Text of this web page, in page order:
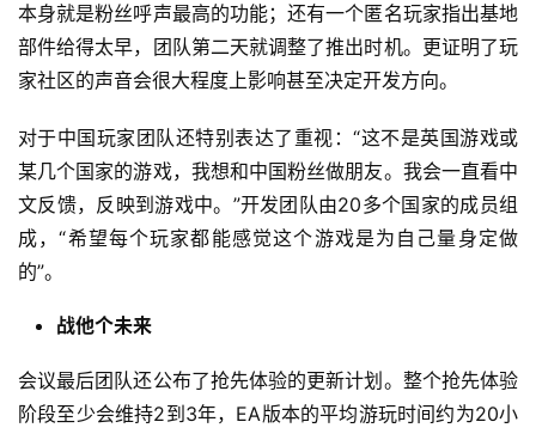
本身就是粉丝呼声最高的功能；还有一个匿名玩家指出基地
部件给得太早，团队第二天就调整了推出时机。更证明了玩
家社区的声音会很大程度上影响甚至决定开发方向。
对于中国玩家团队还特别表达了重视：“这不是英国游戏或
某几个国家的游戏，我想和中国粉丝做朋友。我会一直看中
文反馈，反映到游戏中。”开发团队由20多个国家的成员组
成，“希望每个玩家都能感觉这个游戏是为自己量身定做
的”。
战他个未来
会议最后团队还公布了抢先体验的更新计划。整个抢先体验
阶段至少会维持2到3年，EA版本的平均游玩时间约为20小